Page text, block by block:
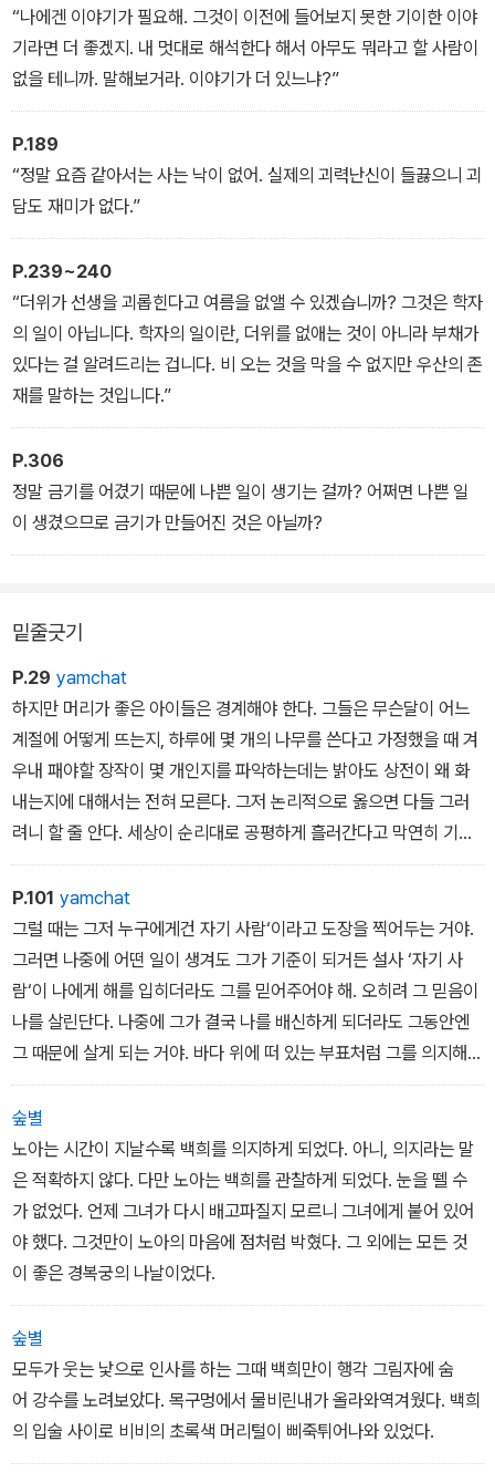
“나에겐 이야기가 필요해. 그것이 이전에 들어보지 못한 기이한 이야
기라면 더 좋겠지. 내 멋대로 해석한다 해서 아무도 뭐라고 할 사람이
없을 테니까. 말해보거라. 이야기가 더 있느냐?”
P.189
“정말 요즘 같아서는 사는 낙이 없어. 실제의 괴력난신이 들끓으니 괴
담도 재미가 없다.”
P.239~240
“더위가 선생을 괴롭힌다고 여름을 없앨 수 있겠습니까? 그것은 학자
의 일이 아닙니다. 학자의 일이란, 더위를 없애는 것이 아니라 부채가
있다는 걸 알려드리는 겁니다. 비 오는 것을 막을 수 없지만 우산의 존
재를 말하는 것입니다.”
P.306
정말 금기를 어겼기 때문에 나쁜 일이 생기는 걸까? 어쩌면 나쁜 일
이 생겼으므로 금기가 만들어진 것은 아닐까?
밑줄긋기
P.29 yamchat
하지만 머리가 좋은 아이들은 경계해야 한다. 그들은 무슨달이 어느
계절에 어떻게 뜨는지, 하루에 몇 개의 나무를 쓴다고 가정했을 때 겨
우내 패야할 장작이 몇 개인지를 파악하는데는 밝아도 상전이 왜 화
내는지에 대해서는 전혀 모른다. 그저 논리적으로 옳으면 다들 그러
려니 할 줄 안다. 세상이 순리대로 공평하게 흘러간다고 막연히 기대
한다. 하지만 상전의 꾸짖음은 올바름과는 아무 상관이 없다. 그것은
그야말로 기분의 문제다.
P.101 yamchat
그럴 때는 그저 누구에게건 자기 사람‘이라고 도장을 찍어두는 거야.
그러면 나중에 어떤 일이 생겨도 그가 기준이 되거든 설사 ‘자기 사
람‘이 나에게 해를 입히더라도 그를 믿어주어야 해. 오히려 그 믿음이
나를 살린단다. 나중에 그가 결국 나를 배신하게 되더라도 그동안엔
그 때문에 살게 되는 거야. 바다 위에 떠 있는 부표처럼 그를 의지해서
숨을 쉬는 거다. 그부표에 몸을 너무 의지한다면 되려 바다에 빠지게
되지만 말이다. 너희는 무엇을 선택하겠느냐. 사람을 믿고 배신당하
겠느냐,
사람을 믿지 않고 혼자 죽어가겠느냐.
숲별
노아는 시간이 지날수록 백희를 의지하게 되었다. 아니, 의지라는 말
은 적확하지 않다. 다만 노아는 백희를 관찰하게 되었다. 눈을 뗄 수
가 없었다. 언제 그녀가 다시 배고파질지 모르니 그녀에게 붙어 있어
야 했다. 그것만이 노아의 마음에 점처럼 박혔다. 그 외에는 모든 것
이 좋은 경복궁의 나날이었다.
숲별
모두가 웃는 낯으로 인사를 하는 그때 백희만이 행각 그림자에 숨
어 강수를 노려보았다. 목구멍에서 물비린내가 올라와역겨웠다. 백희
의 입술 사이로 비비의 초록색 머리털이 삐죽튀어나와 있었다.